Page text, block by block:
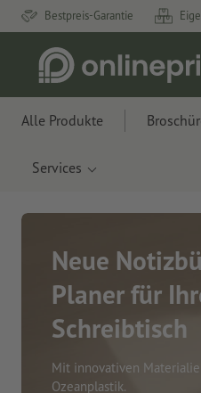
Bestpreis-Garantie
Alle Produkte
Services
Neue
Planer für
Schreibtisch
Mit innovativen
Ozeanplastik.